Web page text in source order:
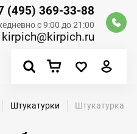
(495) 369-33-88
с 9:00 до 21:00
kirpich@kirpich.ru
Штукатурки Штукатурка